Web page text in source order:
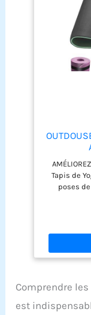
,Tapis
Tapis de
poses
aider à
de votre
peut
pratique
un design
peuvent
Comprendre
est